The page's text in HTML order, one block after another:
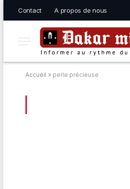
Contact A propos de nous
Accueil » perle précieuse